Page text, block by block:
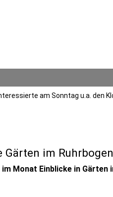
am Sonntag u.a. den
im Ruhrbogen
Monat Einblicke in Gärten